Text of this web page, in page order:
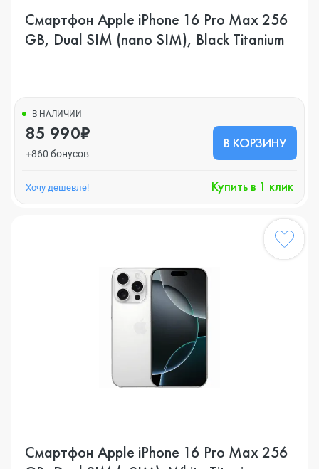
Смартфон Apple iPhone 16 Pro Max 256
GB, Dual SIM (nano SIM), Black Titanium
В НАЛИЧИИ
85 990₽
+860 бонусов
В КОРЗИНУ
Хочу дешевле! Купить в 1 клик
Смартфон Apple iPhone 16 Pro Max 256